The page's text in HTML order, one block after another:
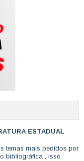
ESTADUAL
temas mais pedidos por
bibliográfica , isso